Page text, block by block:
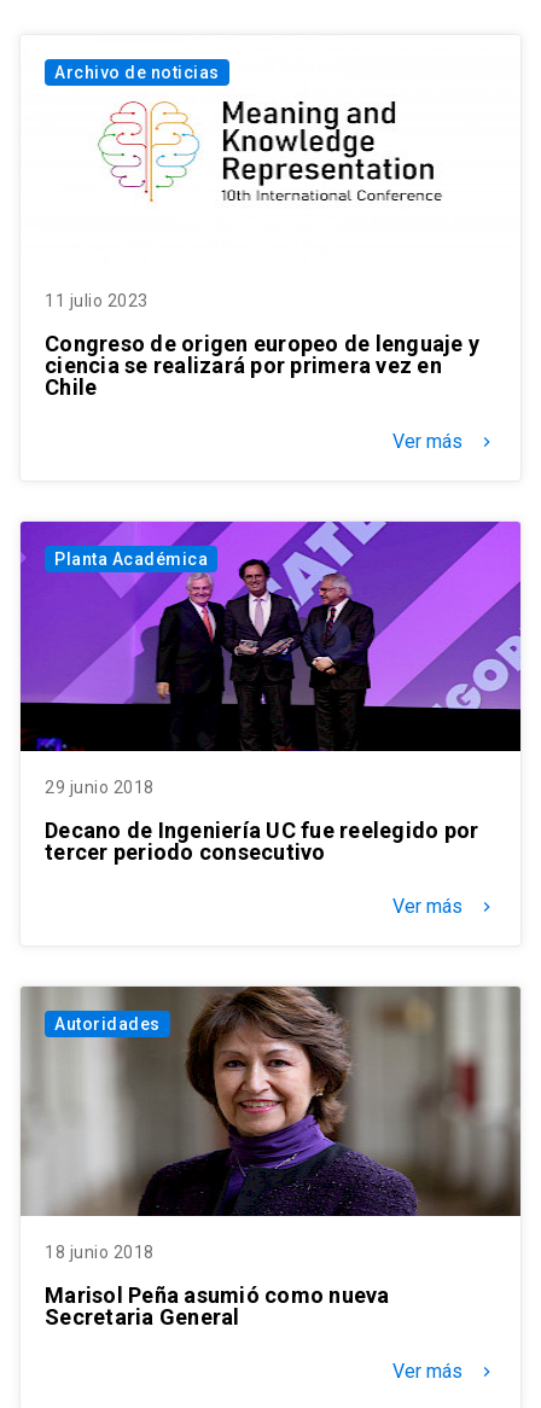
Archivo de noticias
11 julio 2023
Congreso de origen europeo de lenguaje y
ciencia se realizará por primera vez en
Chile
Ver más keyboard_arrow_right
Planta Académica
29 junio 2018
Decano de Ingeniería UC fue reelegido por
tercer periodo consecutivo
Ver más keyboard_arrow_right
Autoridades
18 junio 2018
Marisol Peña asumió como nueva
Secretaria General
Ver más keyboard_arrow_right